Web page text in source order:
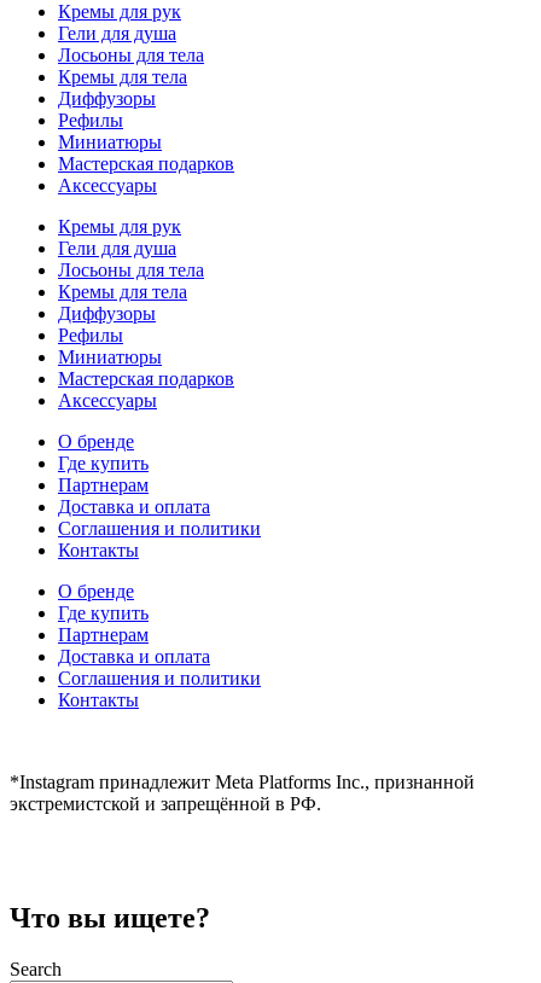
Кремы для рук
Гели для душа
Лосьоны для тела
Кремы для тела
Диффузоры
Рефилы
Миниатюры
Мастерская подарков
Аксессуары
Кремы для рук
Гели для душа
Лосьоны для тела
Кремы для тела
Диффузоры
Рефилы
Миниатюры
Мастерская подарков
Аксессуары
О бренде
Где купить
Партнерам
Доставка и оплата
Соглашения и политики
Контакты
О бренде
Где купить
Партнерам
Доставка и оплата
Соглашения и политики
Контакты
*Instagram принадлежит Meta Platforms Inc., признанной
экстремистской и запрещённой в РФ.
Что вы ищете?
Search